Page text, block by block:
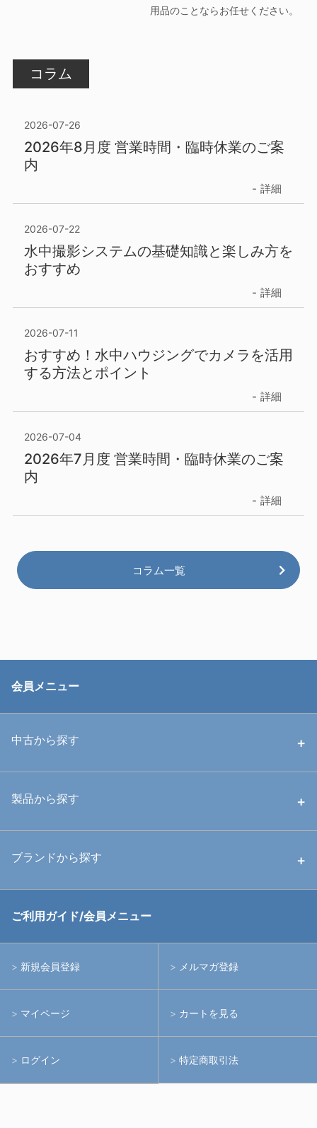
用品のことならお任せください。
コラム
2026-07-26
2026年8月度 営業時間・臨時休業のご案
内
詳細
2026-07-22
水中撮影システムの基礎知識と楽しみ方を
おすすめ
詳細
2026-07-11
おすすめ！水中ハウジングでカメラを活用
する方法とポイント
詳細
2026-07-04
2026年7月度 営業時間・臨時休業のご案
内
詳細
コラム一覧
会員メニュー
中古から探す
中古ハウジング
中古アームシステム
製品から探す
ハウジング
水中用品
ブランドから探す
RGBlue
イノン
フィッシュアイ
ご利用ガイド/会員メニュー
新規会員登録 メルマガ登録
マイページ カートを見る
ログイン 特定商取引法